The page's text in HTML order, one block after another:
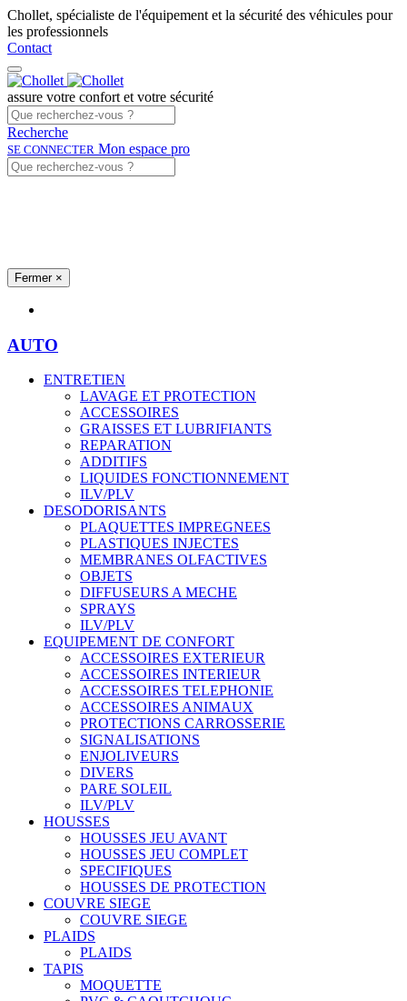
Chollet, spécialiste de l'équipement et la sécurité des véhicules pour
les professionnels
Contact
assure votre confort et votre sécurité
Recherche
SE CONNECTER Mon espace pro
Fermer ×
AUTO
ENTRETIEN
LAVAGE ET PROTECTION
ACCESSOIRES
GRAISSES ET LUBRIFIANTS
REPARATION
ADDITIFS
LIQUIDES FONCTIONNEMENT
ILV/PLV
DESODORISANTS
PLAQUETTES IMPREGNEES
PLASTIQUES INJECTES
MEMBRANES OLFACTIVES
OBJETS
DIFFUSEURS A MECHE
SPRAYS
ILV/PLV
EQUIPEMENT DE CONFORT
ACCESSOIRES EXTERIEUR
ACCESSOIRES INTERIEUR
ACCESSOIRES TELEPHONIE
ACCESSOIRES ANIMAUX
PROTECTIONS CARROSSERIE
SIGNALISATIONS
ENJOLIVEURS
DIVERS
PARE SOLEIL
ILV/PLV
HOUSSES
HOUSSES JEU AVANT
HOUSSES JEU COMPLET
SPECIFIQUES
HOUSSES DE PROTECTION
COUVRE SIEGE
COUVRE SIEGE
PLAIDS
PLAIDS
TAPIS
MOQUETTE